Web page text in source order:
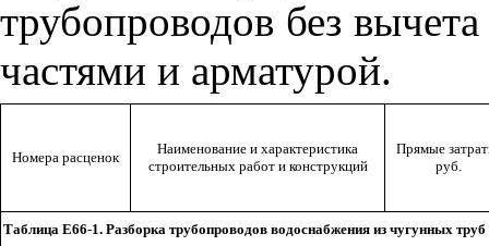
трубопроводов без
частями и арматурой.
Номера расценок
Наименование и характеристика
строительных работ и конструкций
Прямые
руб.
Таблица Е66-1. Разборка трубопроводов водоснабжения из чугунных труб